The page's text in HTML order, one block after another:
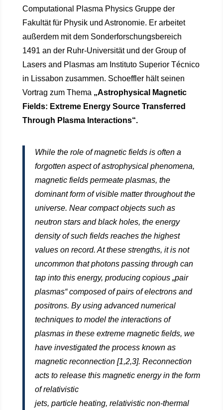
Computational Plasma Physics Gruppe der
Fakultät für Physik und Astronomie. Er arbeitet
außerdem mit dem Sonderforschungsbereich
1491 an der Ruhr-Universität und der Group of
Lasers and Plasmas am Instituto Superior Técnico
in Lissabon zusammen. Schoeffler hält seinen
Vortrag zum Thema „Astrophysical Magnetic
Fields: Extreme Energy Source Transferred
Through Plasma Interactions“.
While the role of magnetic fields is often a
forgotten aspect of astrophysical phenomena,
magnetic fields permeate plasmas, the
dominant form of visible matter throughout the
universe. Near compact objects such as
neutron stars and black holes, the energy
density of such fields reaches the highest
values on record. At these strengths, it is not
uncommon that photons passing through can
tap into this energy, producing copious „pair
plasmas“ composed of pairs of electrons and
positrons. By using advanced numerical
techniques to model the interactions of
plasmas in these extreme magnetic fields, we
have investigated the process known as
magnetic reconnection [1,2,3]. Reconnection
acts to release this magnetic energy in the form
of relativistic
jets, particle heating, relativistic non-thermal